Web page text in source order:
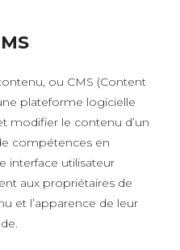
ou CMS (Content
plateforme logicielle
modifier le contenu d’un
compétences en
interface utilisateur
aux propriétaires de
et l’apparence de leur